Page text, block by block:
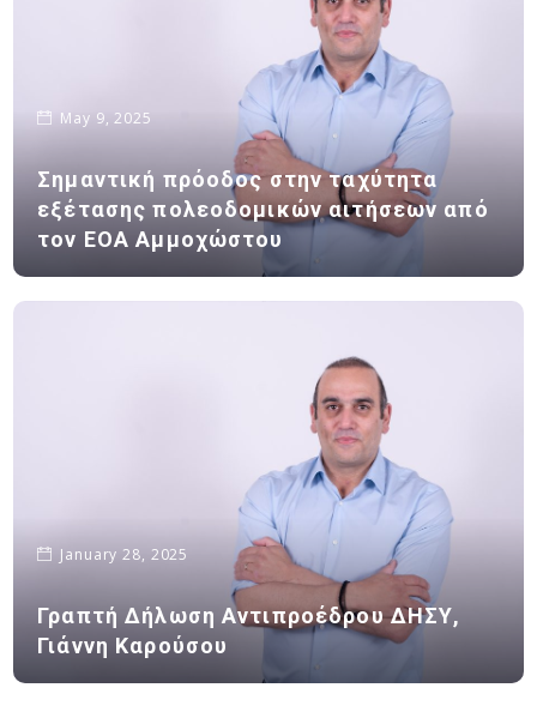
May 9, 2025
Σημαντική πρόοδος στην ταχύτητα
εξέτασης πολεοδομικών αιτήσεων από
τον ΕΟΑ Αμμοχώστου
January 28, 2025
Γραπτή Δήλωση Αντιπροέδρου ΔΗΣΥ,
Γιάννη Καρούσου